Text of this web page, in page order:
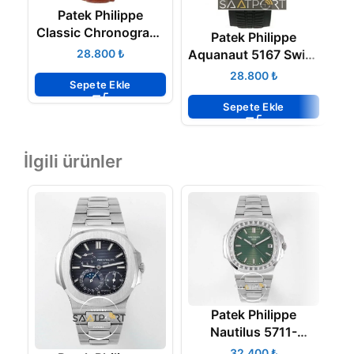
Patek Philippe
Classic Chronograph
Lemania Movement
₺
Sepete Ekle
Patek Philippe
Aquanaut 5167 Swiss
Eta Saat₺
Sepete Ekle
İlgili ürünler
Patek Philippe
Nautilus 5711-
1300A-001 Green